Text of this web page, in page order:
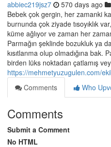
abbiec219jsz7 570 days ago
Bebek çok gergin, her zamanki
burnunda çok ziyade tısoyıklık
küme ağlıyor ve zaman her
Parmağın şeklinde bozukluk ya
kısıtlanma olup olmadığına bak.
birden lüks noktadan çatlamış
https://mehmetyuzugulen.com/
Comments
Who
Comments
Submit a Comment
No HTML